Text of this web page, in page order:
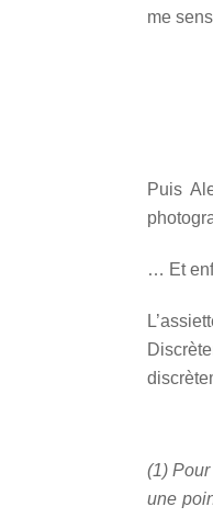
me
Puis
… Et
(1)
une